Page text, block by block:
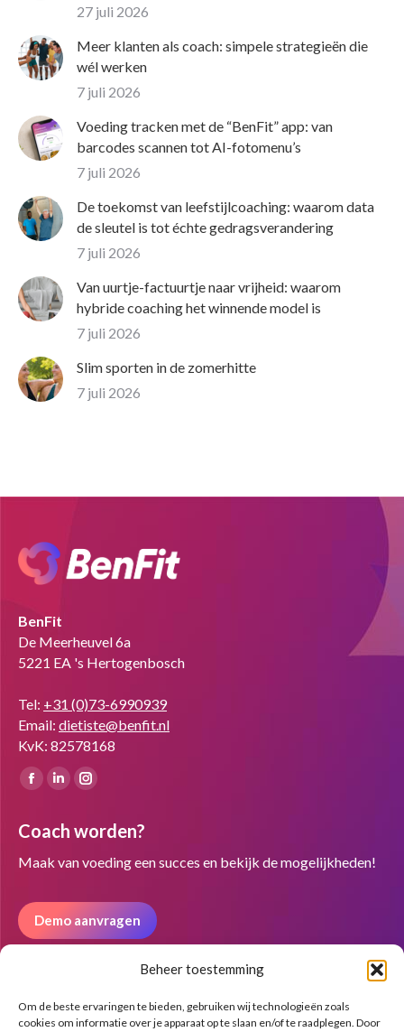
Beheer toestemming
Om de beste ervaringen te bieden, gebruiken wij technologieën zoals
cookies om informatie over je apparaat op te slaan en/of te raadplegen. Door
27 juli 2026
Meer klanten als coach: simpele strategieën die
wél werken
7 juli 2026
Voeding tracken met de “BenFit” app: van
barcodes scannen tot AI-fotomenu’s
7 juli 2026
De toekomst van leefstijlcoaching: waarom data
de sleutel is tot échte gedragsverandering
7 juli 2026
Van uurtje-factuurtje naar vrijheid: waarom
hybride coaching het winnende model is
7 juli 2026
Slim sporten in de zomerhitte
7 juli 2026
BenFit
De Meerheuvel 6a
5221 EA 's Hertogenbosch
Tel: +31 (0)73-6990939
Email: dietiste@benfit.nl
KvK: 82578168
Vind ons op:
Facebook
opens
in
window
Linkedin
opens
in
window
Instagram
opens
in
window
Coach worden?
Maak van voeding een succes en bekijk de mogelijkheden!
Demo aanvragen